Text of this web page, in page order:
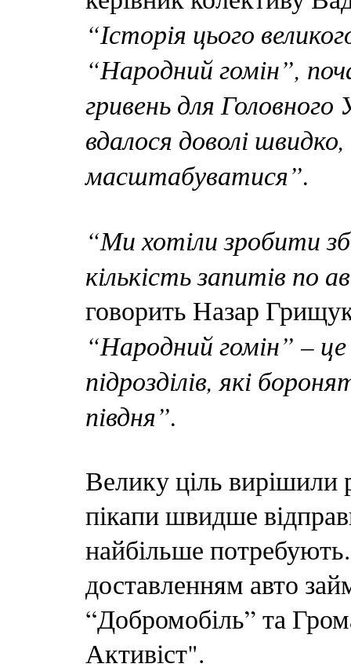
“Історія цього
“Народний гомін”,
гривень для
вдалося доволі
масштабуватися”.
“Ми хотіли зробити
кількість запитів по
говорить Назар
“Народний гомін” –
підрозділів, які
півдня”.
Велику ціль вирішили
пікапи швидше
найбільше
доставленням авто
“Добромобіль” та
Активіст".